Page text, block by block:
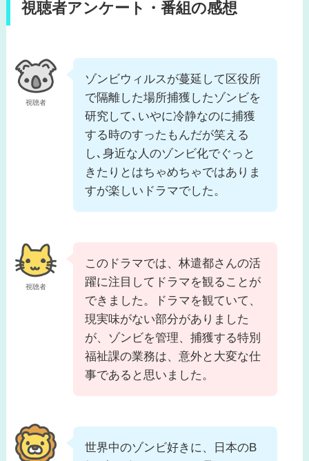
視聴者アンケート・番組の感想
視聴者
ゾンビウィルスが蔓延して区役所
で隔離した場所捕獲したゾンビを
研究して､いやに冷静なのに捕獲
する時のすったもんだが笑える
し､身近な人のゾンビ化でぐっと
きたりとはちゃめちゃではありま
すが楽しいドラマでした。
視聴者
このドラマでは、林遣都さんの活
躍に注目してドラマを観ることが
できました。ドラマを観ていて、
現実味がない部分がありました
が、ゾンビを管理、捕獲する特別
福祉課の業務は、意外と大変な仕
事であると思いました。
世界中のゾンビ好きに、日本のB